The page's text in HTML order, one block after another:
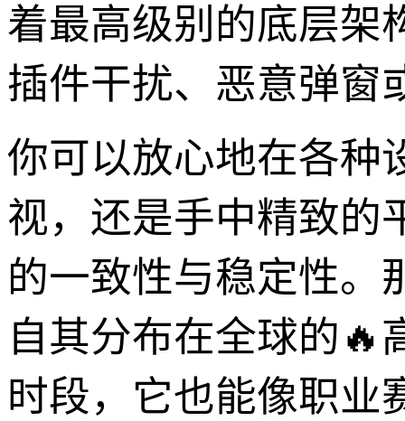
着最高级别的底层架
插件干扰、恶意弹窗
你可以放心地在各种
视，还是手中精致的
的一致性与稳定性。
自其分布在全球的🔥
时段，它也能像职业